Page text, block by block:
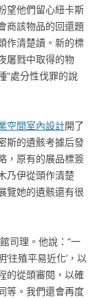
望他們留心紐卡斯
商該物品的回還題
作清楚讀。新的標
屠戮中取得的物
“處分性伐罪的說
空間室內設計開了
斯的遺骸考據后發
，原有的展品標簽
乃伊從頭作清楚
覽她的遺骸還有很
司理。他說：“一
往殖平易近化’，以
的從頭審閱，以確
等。我們還會再度